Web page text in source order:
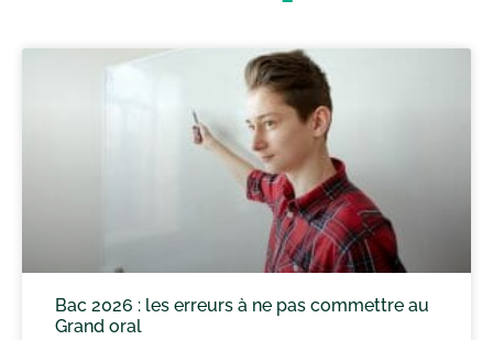
Bac 2026 : les erreurs à ne pas commettre au
Grand oral